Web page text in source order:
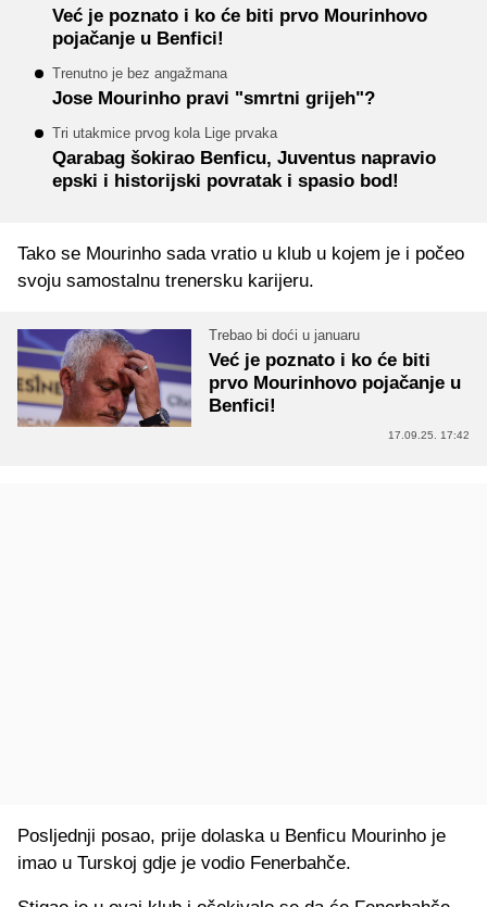
Već je poznato i ko će biti prvo Mourinhovo
pojačanje u Benfici!
Trenutno je bez angažmana
Jose Mourinho pravi "smrtni grijeh"?
Tri utakmice prvog kola Lige prvaka
Qarabag šokirao Benficu, Juventus napravio
epski i historijski povratak i spasio bod!
Tako se Mourinho sada vratio u klub u kojem je i počeo
svoju samostalnu trenersku karijeru.
Trebao bi doći u januaru
Već je poznato i ko će biti
prvo Mourinhovo pojačanje u
Benfici!
17.09.25. 17:42
Posljednji posao, prije dolaska u Benficu Mourinho je
imao u Turskoj gdje je vodio Fenerbahče.